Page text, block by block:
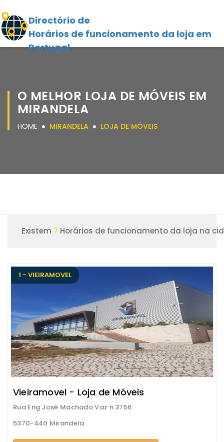
Directório de
Horários de funcionamento da loja em
Portugal
O MELHOR LOJA DE MÓVEIS EM
MIRANDELA
HOME MIRANDELA LOJA DE MÓVEIS
Existem 7 Horários de funcionamento da loja na
1 - VIEIRAMOVEL
Vieiramovel - Loja de Móveis
Rua Eng José Machado Vaz n 3756
5370-440 Mirandela